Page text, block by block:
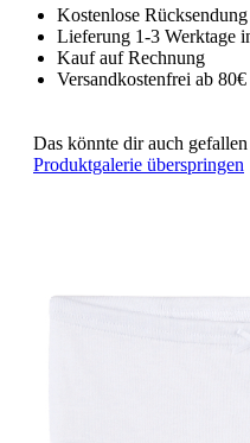
Kostenlose Rücksendung
Lieferung 1-3 Werktage
Kauf auf Rechnung
Versandkostenfrei ab 80€
Das könnte dir auch gefallen
Produktgalerie überspringen